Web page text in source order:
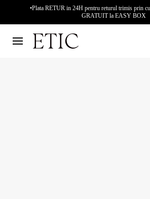
•Plata RETUR in 24H pentru returul trimis prin
GRATUIT la EASY BOX